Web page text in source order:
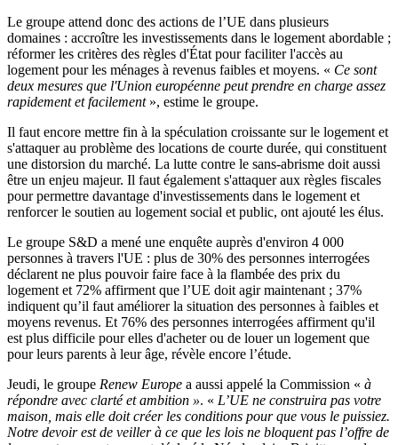
Le groupe attend donc des actions de l’UE dans plusieurs
domaines : accroître les investissements dans le logement abordable ;
réformer les critères des règles d'État pour faciliter l'accès au
logement pour les ménages à revenus faibles et moyens. « Ce sont
deux mesures que l'Union européenne peut prendre en charge assez
rapidement et facilement », estime le groupe.
Il faut encore mettre fin à la spéculation croissante sur le logement et
s'attaquer au problème des locations de courte durée, qui constituent
une distorsion du marché. La lutte contre le sans-abrisme doit aussi
être un enjeu majeur. Il faut également s'attaquer aux règles fiscales
pour permettre davantage d'investissements dans le logement et
renforcer le soutien au logement social et public, ont ajouté les élus.
Le groupe S&D a mené une enquête auprès d'environ 4 000
personnes à travers l'UE : plus de 30% des personnes interrogées
déclarent ne plus pouvoir faire face à la flambée des prix du
logement et 72% affirment que l’UE doit agir maintenant ; 37%
indiquent qu’il faut améliorer la situation des personnes à faibles et
moyens revenus. Et 76% des personnes interrogées affirment qu'il
est plus difficile pour elles d'acheter ou de louer un logement que
pour leurs parents à leur âge, révèle encore l’étude.
Jeudi, le groupe Renew Europe a aussi appelé la Commission « à
répondre avec clarté et ambition ». « L’UE ne construira pas votre
maison, mais elle doit créer les conditions pour que vous le puissiez.
Notre devoir est de veiller à ce que les lois ne bloquent pas l’offre de